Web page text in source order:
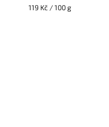
119 Kč / 100 g